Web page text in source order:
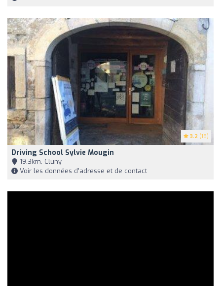
3.2 (18)
Driving School Sylvie Mougin
19,3km, Cluny
Voir les données d'adresse et de contact